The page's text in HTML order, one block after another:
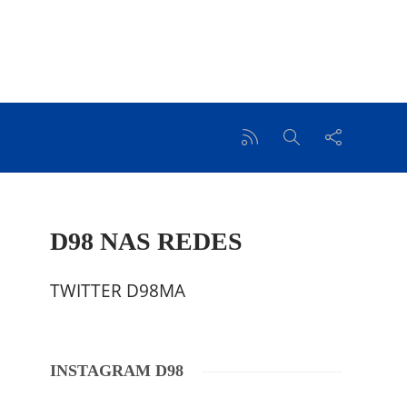
D98 NAS REDES
TWITTER D98MA
INSTAGRAM D98